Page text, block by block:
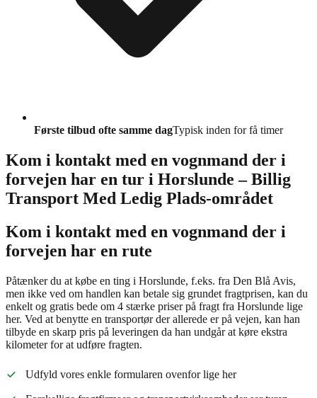
Første tilbud ofte samme dagTypisk inden for få timer
Kom i kontakt med en vognmand der i
forvejen har en tur i Horslunde – Billig
Transport Med Ledig Plads-området
Kom i kontakt med en vognmand der i
forvejen har en rute
Påtænker du at købe en ting i Horslunde, f.eks. fra Den Blå Avis,
men ikke ved om handlen kan betale sig grundet fragtprisen, kan du
enkelt og gratis bede om 4 stærke priser på fragt fra Horslunde lige
her. Ved at benytte en transportør der allerede er på vejen, kan han
tilbyde en skarp pris på leveringen da han undgår at køre ekstra
kilometer for at udføre fragten.
Udfyld vores enkle formularen ovenfor lige her